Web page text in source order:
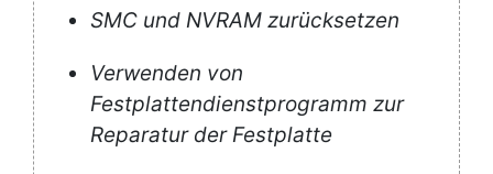
SMC und NVRAM zurücksetzen
Verwenden von
Festplattendienstprogramm zur
Reparatur der Festplatte